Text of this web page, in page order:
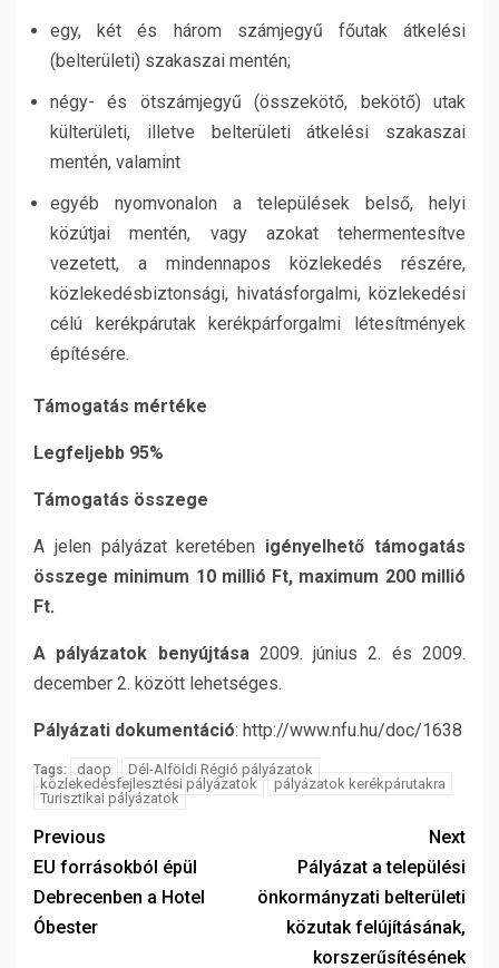
egy, két és három számjegyű főutak átkelési
(belterületi) szakaszai mentén;
négy- és ötszámjegyű (összekötő, bekötő) utak
külterületi, illetve belterületi átkelési szakaszai
mentén, valamint
egyéb nyomvonalon a települések belső, helyi
közútjai mentén, vagy azokat tehermentesítve
vezetett, a mindennapos közlekedés részére,
közlekedésbiztonsági, hivatásforgalmi, közlekedési
célú kerékpárutak kerékpárforgalmi létesítmények
építésére.
Támogatás mértéke
Legfeljebb 95%
Támogatás összege
A jelen pályázat keretében igényelhető támogatás
összege minimum 10 millió Ft, maximum 200 millió
Ft.
A pályázatok benyújtása2009. június 2. és 2009.
december 2. között lehetséges.
Pályázati dokumentáció: http://www.nfu.hu/doc/1638
Tags: daop
Dél-Alföldi Régió pályázatok
közlekedésfejlesztési pályázatok
pályázatok kerékpárutakra
Turisztikai pályázatok
Previous
EU forrásokból épül
Debrecenben a Hotel
Óbester
Next
Pályázat a települési
önkormányzati belterületi
közutak felújításának,
korszerűsítésének